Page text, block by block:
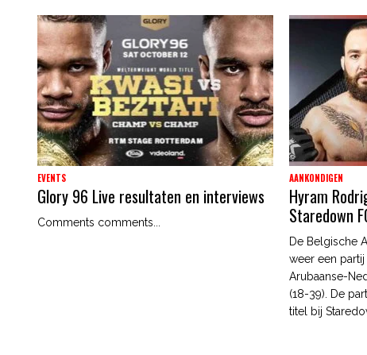
EVENTS
Glory 96 Live resultaten en interviews
Comments comments...
AANKONDIGEN
Hyram
Staredown
De Belgische
weer een
Arubaanse-
(18-39). De
titel bij